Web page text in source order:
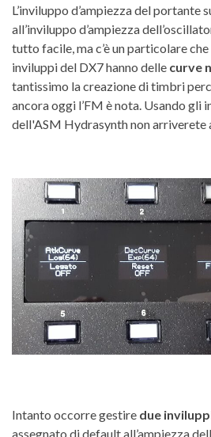
L’inviluppo d’ampiezza del portante
all’inviluppo d’ampiezza
tutto facile, ma c’è un particolare
inviluppi del DX7 hanno delle curve
tantissimo la creazione di timbri
ancora oggi l’FM è nota. Usando gli
dell'ASM Hydrasynth non arriverete
Intanto occorre gestire due
assegnato di default all’ampiezza